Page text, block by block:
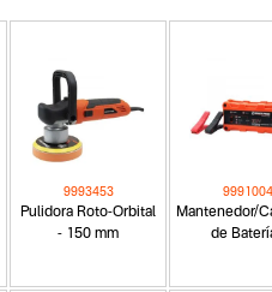
Pulidora Roto-Orbital
- 150 mm
9993453
Mantenedor/
de
9991004